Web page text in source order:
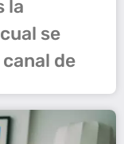
la
se
de